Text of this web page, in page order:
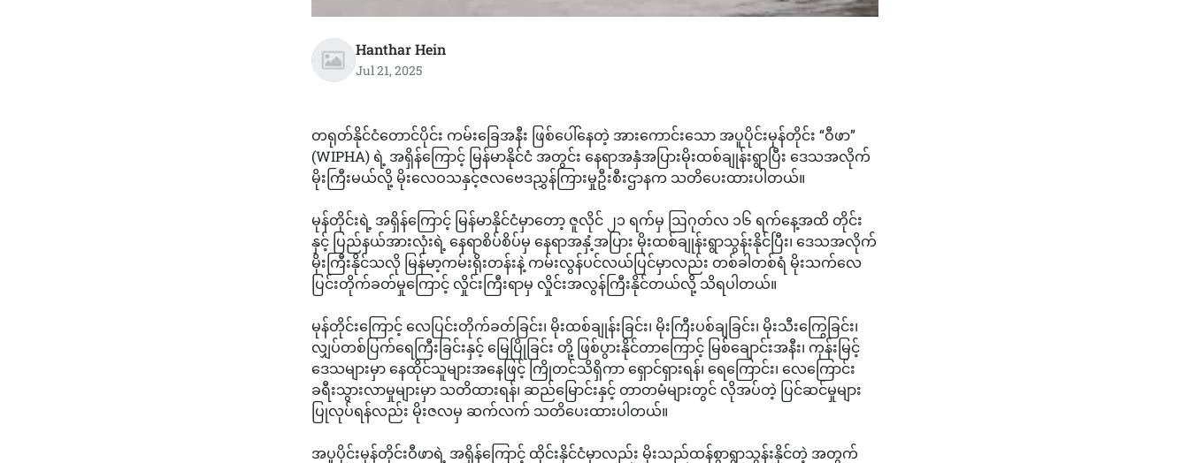
Hanthar Hein
Jul 21, 2025
တရုတ်နိုင်ငံတောင်ပိုင်း ကမ်းခြေအနီး ဖြစ်ပေါ်နေတဲ့ အားကောင်းသော အပူပိုင်းမုန်တိုင်း “ဝီဖာ”
(WIPHA) ရဲ့ အရှိန်ကြောင့် မြန်မာနိုင်ငံ အတွင်း နေရာအနှံအပြားမိုးထစ်ချုန်းရွာပြီး ဒေသအလိုက်
မိုးကြီးမယ်လို့ မိုးလေဝသနှင့်ဇလဗေဒညွှန်ကြားမှုဦးစီးဌာနက သတိပေးထားပါတယ်။
မုန်တိုင်းရဲ့ အရှိန်ကြောင့်‎ မြန်မာနိုင်ငံမှာတော့ ဇူလိုင် ၂၁ ရက်မှ ဩဂုတ်လ ၁၆ ရက်နေ့အထိ တိုင်း
နှင့် ပြည်နယ်အားလုံးရဲ့ နေရာစိပ်စိပ်မှ နေရာအနှံ့အပြား မိုးထစ်ချုန်းရွာသွန်းနိုင်ပြီး၊ ဒေသအလိုက်
မိုးကြီးနိုင်သလို မြန်မာ့ကမ်းရိုးတန်းနဲ့ ကမ်းလွန်ပင်လယ်ပြင်မှာလည်း တစ်ခါတစ်ရံ မိုးသက်လေ
ပြင်းတိုက်ခတ်မှုကြောင့် လှိုင်းကြီးရာမှ လှိုင်းအလွန်ကြီးနိုင်တယ်လို့ သိရပါတယ်။
‎မုန်တိုင်းကြောင့် လေပြင်းတိုက်ခတ်ခြင်း၊ မိုးထစ်ချုန်းခြင်း၊ မိုးကြီးပစ်ချခြင်း၊ မိုးသီးကြွေခြင်း၊
လျှပ်တစ်ပြက်ရေကြီးခြင်းနှင့် မြေပြိုခြင်း တို့ ဖြစ်ပွားနိုင်တာကြောင့် မြစ်ချောင်းအနီး၊ ကုန်းမြင့်
ဒေသများမှာ နေထိုင်သူများအနေဖြင့် ကြိုတင်သိရှိကာ ရှောင်ရှားရန်၊ ရေကြောင်း၊ လေကြောင်း
ခရီးသွားလာမှုများမှာ သတိထားရန်၊ ဆည်မြောင်းနှင့် တာတမံများတွင် လိုအပ်တဲ့ ပြင်ဆင်မှုများ
ပြုလုပ်ရန်လည်း မိုးဇလမှ ဆက်လက် သတိပေးထားပါတယ်။
အပူပိုင်းမုန်တိုင်းဝီဖာရဲ့ အရှိန်ကြောင့် ထိုင်းနိုင်ငံမှာလည်း မိုးသည်ထန်စွာရွာသွန်းနိုင်တဲ့ အတွက်